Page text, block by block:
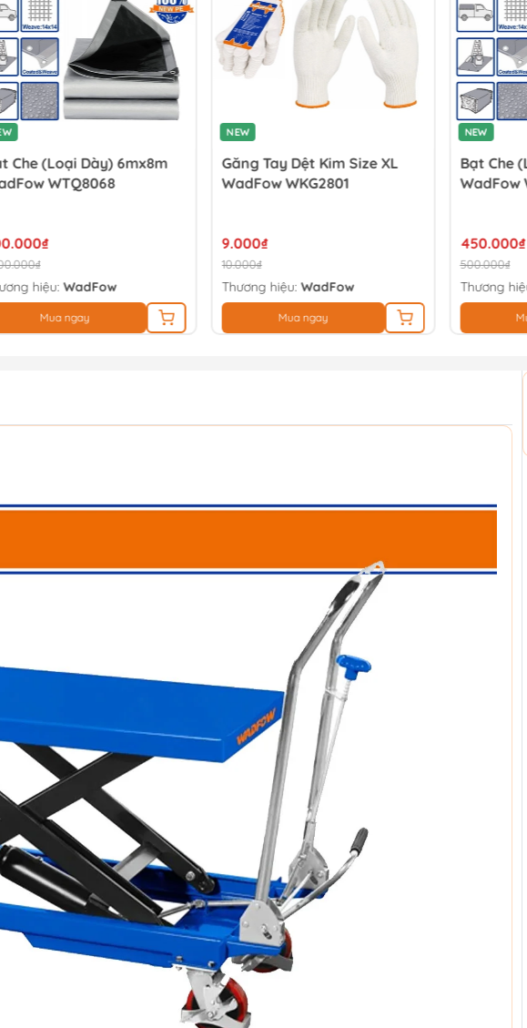
Che (loại Dày) 6mx8m
WTQ8068
hiệu:WadFow
Mua ngay
NEW
Găng Tay Dệt Kim Size XL
WadFow WKG2801
9.000₫
10.000₫
Thương hiệu:WadFow
Mua ngay
NEW
Bạt Che
WadFow
450.000₫
500.000₫
Thương